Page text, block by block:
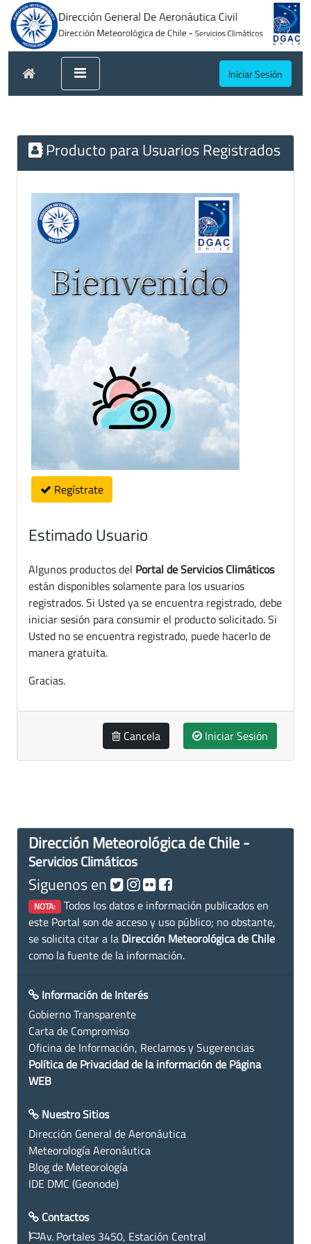
Iniciar Sesión
Producto para Usuarios Registrados
Regístrate
Estimado Usuario
Algunos productos del Portal de Servicios Climáticos
están disponibles solamente para los usuarios
registrados. Si Usted ya se encuentra registrado, debe
iniciar sesión para consumir el producto solicitado. Si
Usted no se encuentra registrado, puede hacerlo de
manera gratuita.
Gracias.
Cancela Iniciar Sesión
Dirección Meteorológica de Chile -
Servicios Climáticos
Siguenos en
NOTA: Todos los datos e información publicados en
este Portal son de acceso y uso público; no obstante,
se solicita citar a la Dirección Meteorológica de Chile
como la fuente de la información.
Información de Interés
Gobierno Transparente
Carta de Compromiso
Oficina de Información, Reclamos y Sugerencias
Política de Privacidad de la información de Página
WEB
Nuestro Sitios
Dirección General de Aeronáutica
Meteorología Aeronáutica
Blog de Meteorología
IDE DMC (Geonode)
Contactos
Av. Portales 3450, Estación Central